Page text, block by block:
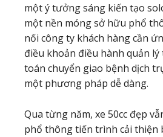
một ý tưởng sáng kiến tạo
một nền móng sở hữu phổ
nối công ty khách hàng cần
điều khoản điều hành quản
toán chuyển giao bệnh dịch
một phương pháp dễ dàng.
Qua từng năm, xe 50cc đẹp
phổ thông tiến trình cải thiện